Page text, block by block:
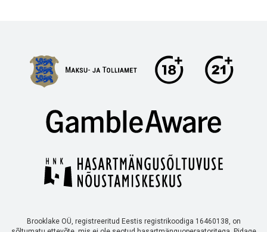
Brooklake OÜ, registreeritud Eestis registrikoodiga 16460138, on